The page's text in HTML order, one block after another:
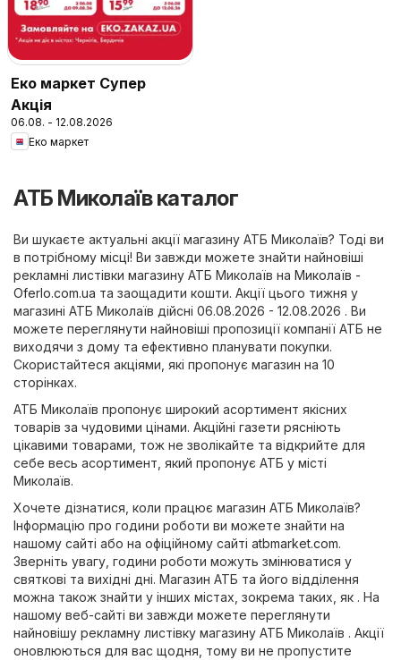
Еко маркет Супер
Акція
06.08. - 12.08.2026
Еко маркет
АТБ Миколаїв каталог
Ви шукаєте актуальні акції магазину АТБ Миколаїв? Тоді ви
в потрібному місці! Ви завжди можете знайти найновіші
рекламні листівки магазину АТБ Миколаїв на Миколаїв -
Oferlo.com.ua та заощадити кошти. Акції цього тижня у
магазині АТБ Миколаїв дійсні 06.08.2026 - 12.08.2026 . Ви
можете переглянути найновіші пропозиції компанії АТБ не
виходячи з дому та ефективно планувати покупки.
Скористайтеся акціями, які пропонує магазин на 10
сторінках.
АТБ Миколаїв пропонує широкий асортимент якісних
товарів за чудовими цінами. Акційні газети рясніють
цікавими товарами, тож не зволікайте та відкрийте для
себе весь асортимент, який пропонує АТБ у місті
Миколаїв.
Хочете дізнатися, коли працює магазин АТБ Миколаїв?
Інформацію про години роботи ви можете знайти на
нашому сайті або на офіційному сайті atbmarket.com.
Зверніть увагу, години роботи можуть змінюватися у
святкові та вихідні дні. Магазин АТБ та його відділення
можна також знайти у інших містах, зокрема таких, як . На
нашому веб-сайті ви завжди можете переглянути
найновішу рекламну листівку магазину АТБ Миколаїв . Акції
оновлюються для вас щодня, тому ви не пропустите